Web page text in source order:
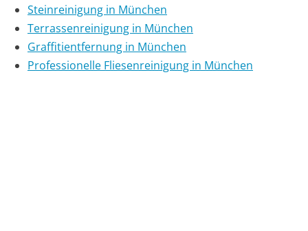
Steinreinigung in München
Terrassenreinigung in München
Graffitientfernung in München
Professionelle Fliesenreinigung in München